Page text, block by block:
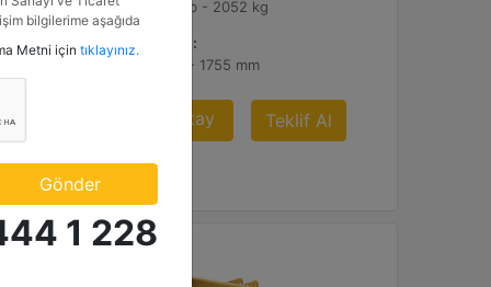
4523.9 lb - 2052 kg
Uzunluk :
69.1 inç - 1755 mm
Detay Teklif Al
bilgilerime aşağıda
veriyorum.
Metni için tıklayınız.
Gönder
1 228